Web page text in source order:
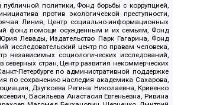
политики, Фонд борьбы с коррупцией,
против экологической преступности,
Линия, Центр социально-информационных
фонд помощи осужденным и их семьям, Фонд
Левады, Издательство Парк Гагарина, Фонд
исследовательский центр по правам человека,
независимых социологических исследований,
стран, Центр развития некоммерческих
Петербурге по административной поддержке
по сохранению наследия академика Сахарова,
Дзугкоева Регина Николаевна, Кривенко
Васильева Анастасия Евгеньевна, Ривина